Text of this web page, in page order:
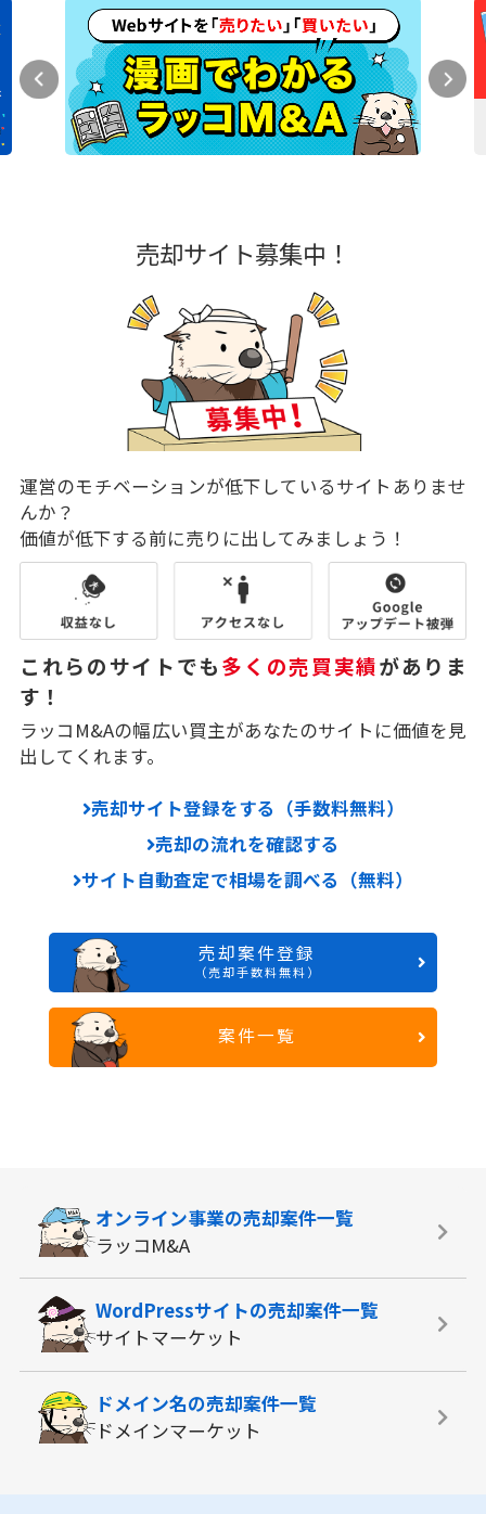
売却サイト募集中！
運営のモチベーションが低下しているサイトありませ
んか？
価値が低下する前に売りに出してみましょう！
これらのサイトでも多くの売買実績がありま
す！
ラッコM&Aの幅広い買主があなたのサイトに価値を見
出してくれます。
売却サイト登録をする（手数料無料）
売却の流れを確認する
サイト自動査定で相場を調べる（無料）
売却案件登録
（売却手数料無料）
案件一覧
オンライン事業の売却案件一覧
ラッコM&A
WordPressサイトの売却案件一覧
サイトマーケット
ドメイン名の売却案件一覧
ドメインマーケット